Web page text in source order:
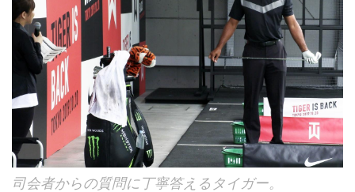
司会者からの質問に丁寧答えるタイガー。